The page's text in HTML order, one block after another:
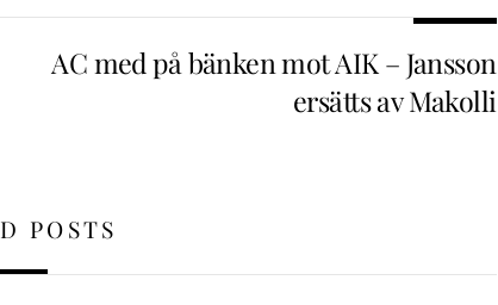
AC med på bänken mot AIK – Jansson
ersätts av Makolli
POSTS